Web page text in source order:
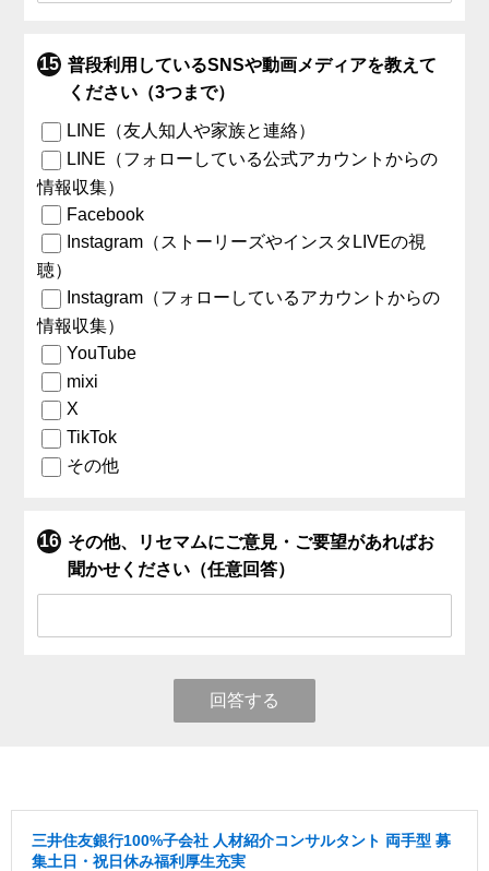
普段利用しているSNSや動画メディアを教えて
ください（3つまで）
LINE（友人知人や家族と連絡）
LINE（フォローしている公式アカウントからの
情報収集）
Facebook
Instagram（ストーリーズやインスタLIVEの視
聴）
Instagram（フォローしているアカウントからの
情報収集）
YouTube
mixi
X
TikTok
その他
その他、リセマムにご意見・ご要望があればお
聞かせください（任意回答）
回答する
三井住友銀行100%子会社 人材紹介コンサルタント 両手型 募
集土日・祝日休み福利厚生充実